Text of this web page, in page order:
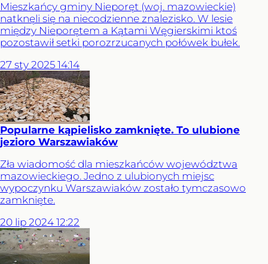
Mieszkańcy gminy Nieporęt (woj. mazowieckie)
natknęli się na niecodzienne znalezisko. W lesie
między Nieporętem a Kątami Węgierskimi ktoś
pozostawił setki porozrzucanych połówek bułek.
27 sty 2025 14:14
Popularne kąpielisko zamknięte. To ulubione
jezioro Warszawiaków
Zła wiadomość dla mieszkańców województwa
mazowieckiego. Jedno z ulubionych miejsc
wypoczynku Warszawiaków zostało tymczasowo
zamknięte.
20 lip 2024 12:22